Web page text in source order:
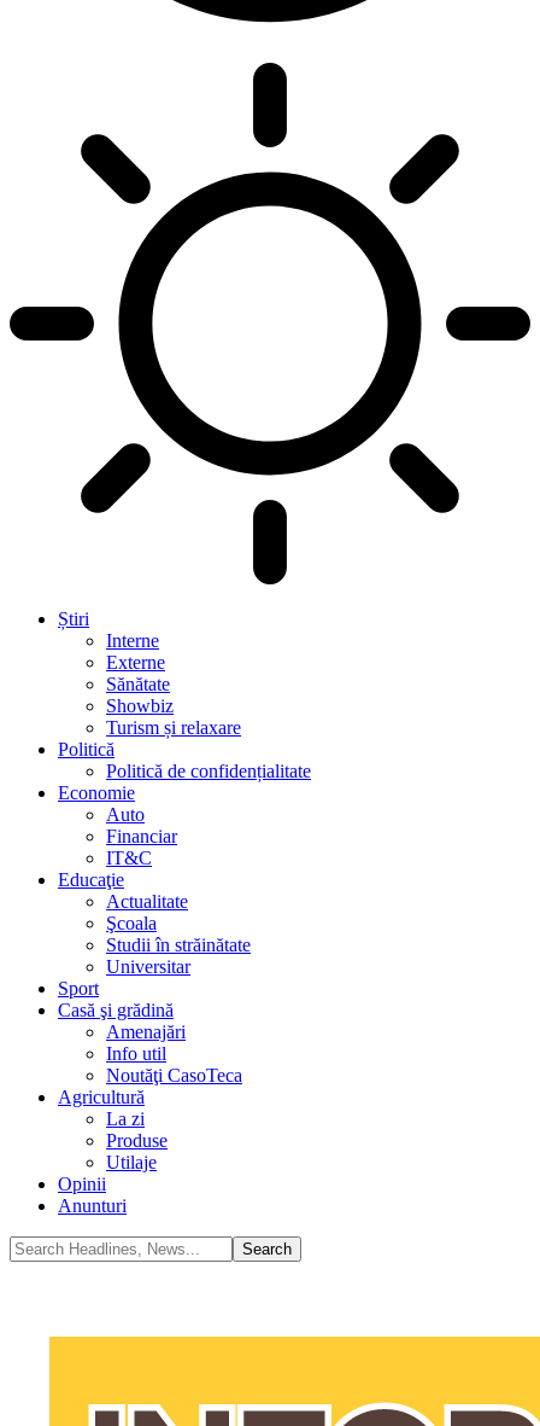
Știri
Interne
Externe
Sănătate
Showbiz
Turism și relaxare
Politică
Politică de confidențialitate
Economie
Auto
Financiar
IT&C
Educaţie
Actualitate
Şcoala
Studii în străinătate
Universitar
Sport
Casă şi grădină
Amenajări
Info util
Noutăţi CasoTeca
Agricultură
La zi
Produse
Utilaje
Opinii
Anunturi